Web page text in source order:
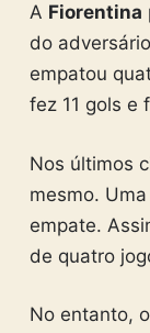
A Fiorentina
do
empatou
fez 11 gols e
Nos últimos
mesmo.
empate.
de quatro
No entanto,